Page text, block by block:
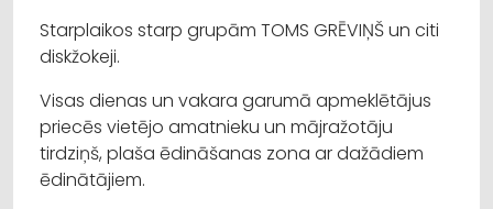
Starplaikos starp grupām TOMS GRĒVIŅŠ un citi
diskžokeji.
Visas dienas un vakara garumā apmeklētājus
priecēs vietējo amatnieku un mājražotāju
tirdziņš, plaša ēdināšanas zona ar dažādiem
ēdinātājiem.